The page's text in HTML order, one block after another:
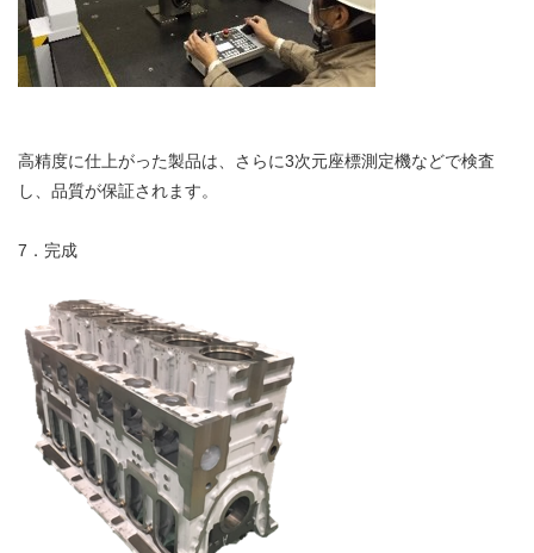
高精度に仕上がった製品は、さらに3次元座標測定機などで検査
し、品質が保証されます。
7．完成